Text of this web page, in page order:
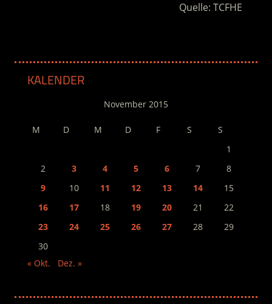
Quelle: TCFHE
KALENDER
November 2015
M D M D F S
S
1
2
3 4 5 6 7
8
9
10 11 12 13 14
15
16
17 18 19 20 21
22
23
24 25 26 27 28
29
30
« Okt.
Dez. »